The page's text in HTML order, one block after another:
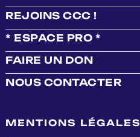
REJOINS CCC !
* ESPACE PRO *
FAIRE UN DON
NOUS CONTACTER
MENTIONS LÉGALES